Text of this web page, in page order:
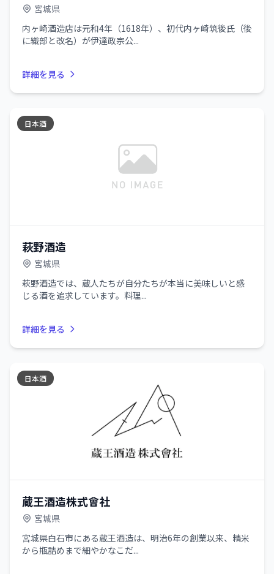
宮城県
内ヶ崎酒造店は元和4年（1618年）、初代内ヶ崎筑後氏（後
に織部と改名）が伊達政宗公...
詳細を見る
日本酒
萩野酒造
宮城県
萩野酒造では、蔵人たちが自分たちが本当に美味しいと感
じる酒を追求しています。料理...
詳細を見る
日本酒
蔵王酒造株式會社
宮城県
宮城県白石市にある蔵王酒造は、明治6年の創業以来、精米
から瓶詰めまで細やかなこだ...